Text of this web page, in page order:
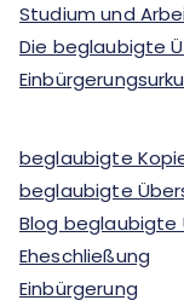
Studium und
Die beglaubigte
beglaubigte
beglaubigte
Blog beglaubigte
Eheschließung
Einbürgerung